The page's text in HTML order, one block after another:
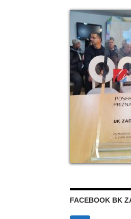
FACEBOOK BK